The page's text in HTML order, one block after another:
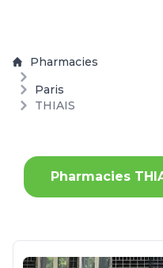
Pharmacies
Paris
THIAIS
Pharmacies